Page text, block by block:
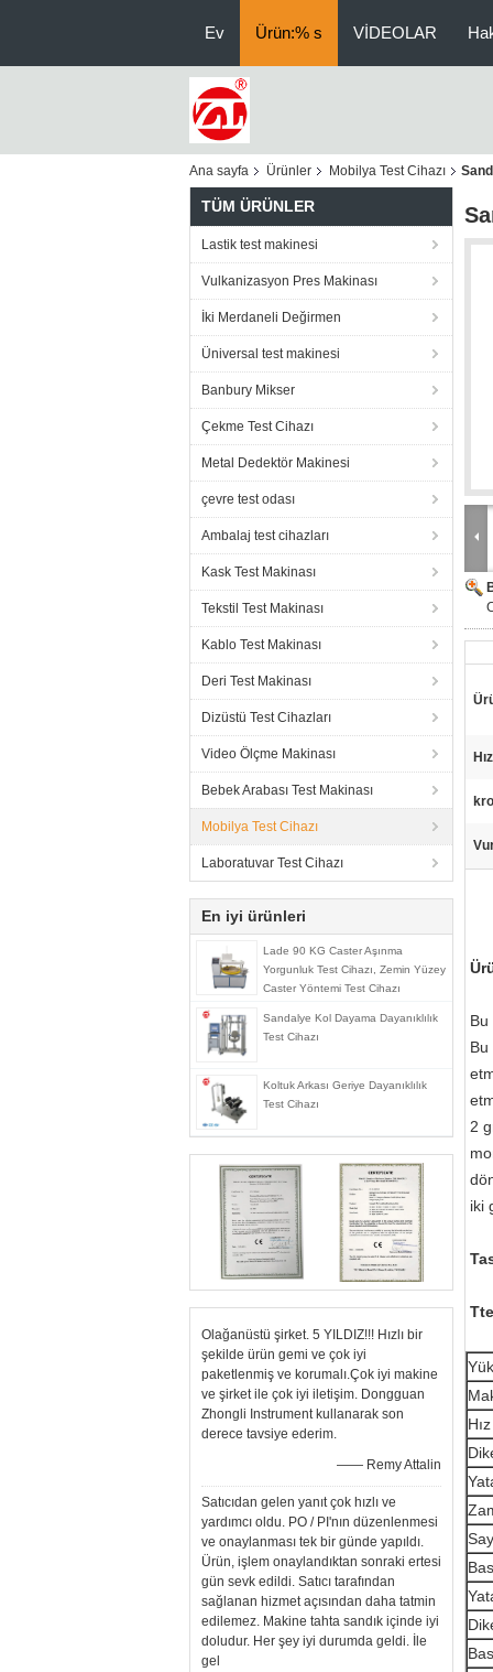
Ev Ürün:% s VİDEOLAR
Ana sayfa Ürünler Mobilya Test Cihazı
TÜM ÜRÜNLER
Lastik test makinesi
Vulkanizasyon Pres Makinası
İki Merdaneli Değirmen
Üniversal test makinesi
Banbury Mikser
Çekme Test Cihazı
Metal Dedektör Makinesi
çevre test odası
Ambalaj test cihazları
Kask Test Makinası
Tekstil Test Makinası
Kablo Test Makinası
Deri Test Makinası
Dizüstü Test Cihazları
Video Ölçme Makinası
Bebek Arabası Test Makinası
Mobilya Test Cihazı
Laboratuvar Test Cihazı
En iyi ürünleri
Lade 90 KG Caster Aşınma
Yorgunluk Test Cihazı, Zemin Yüzey
Caster Yöntemi Test Cihazı
Sandalye Kol Dayama Dayanıklılık
Test Cihazı
Koltuk Arkası Geriye Dayanıklılık
Test Cihazı
Olağanüstü şirket. 5 YILDIZ!!! Hızlı bir
şekilde ürün gemi ve çok iyi
paketlenmiş ve korumalı.Çok iyi makine
ve şirket ile çok iyi iletişim. Dongguan
Zhongli Instrument kullanarak son
derece tavsiye ederim.
—— Remy Attalin
Satıcıdan gelen yanıt çok hızlı ve
yardımcı oldu. PO / PI'nın düzenlenmesi
ve onaylanması tek bir günde yapıldı.
Ürün, işlem onaylandıktan sonraki ertesi
gün sevk edildi. Satıcı tarafından
sağlanan hizmet açısından daha tatmin
edilemez. Makine tahta sandık içinde iyi
doludur. Her şey iyi durumda geldi. İle
gel
Bu
2
iki
T